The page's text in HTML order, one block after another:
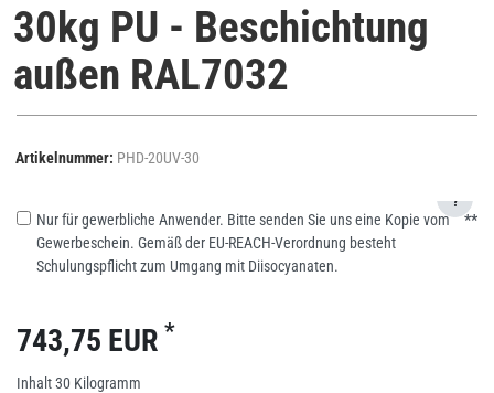
30kg PU - Beschichtung
außen RAL7032
Artikelnummer: PHD-20UV-30
Nur für gewerbliche Anwender. Bitte senden Sie uns eine Kopie vom
Gewerbeschein. Gemäß der EU-REACH-Verordnung besteht
Schulungspflicht zum Umgang mit Diisocyanaten.
**
?
743,75 EUR *
Inhalt30 Kilogramm